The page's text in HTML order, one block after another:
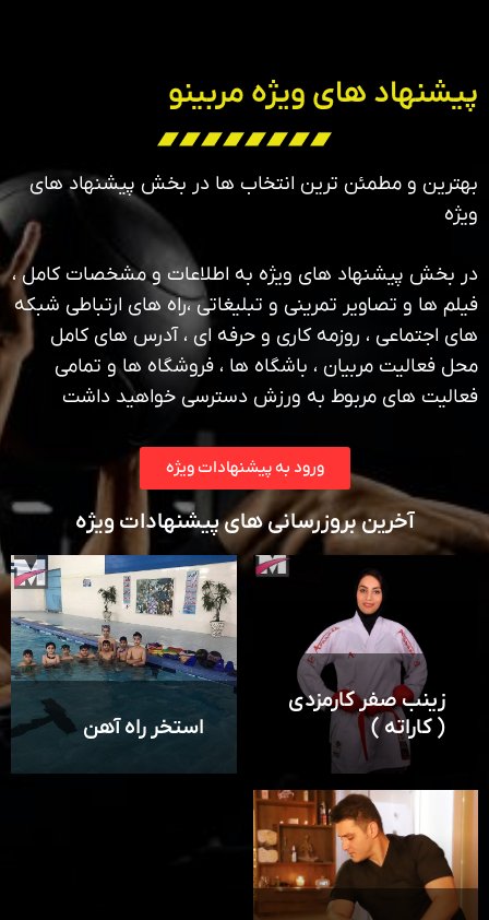
پیشنهاد های ویژه مربینو
بهترین و مطمئن ترین انتخاب ها در بخش پیشنهاد های
ویژه
در بخش پیشنهاد های ویژه به اطلاعات و مشخصات کامل ،
فیلم ها و تصاویر تمرینی و تبلیغاتی ،راه های ارتباطی شبکه
های اجتماعی ، روزمه کاری و حرفه ای ، آدرس های کامل
محل فعالیت مربیان ، باشگاه ها ، فروشگاه ها و تمامی
فعالیت های مربوط به ورزش دسترسی خواهید داشت
ورود به پیشنهادات ویژه
آخرین بروزرسانی های پیشنهادات ویژه
زینب صفر کارمزدی
( کاراته )
استخر راه آهن